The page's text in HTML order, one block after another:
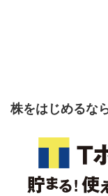
株をはじめるな